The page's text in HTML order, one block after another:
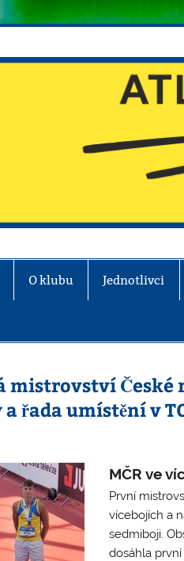
O klubu Jednotlivci
České
řada umístění v
MČR ve
První
vícebojích a
sedmiboji.
dosáhla první